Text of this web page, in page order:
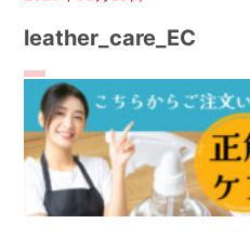
leather_care_EC